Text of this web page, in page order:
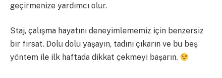
geçirmenize yardımcı olur.
Staj, çalışma hayatını deneyimlememiz için benzersiz
bir fırsat. Dolu dolu yaşayın, tadını çıkarın ve bu beş
yöntem ile ilk haftada dikkat çekmeyi başarın.